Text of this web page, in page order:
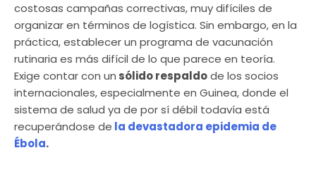
costosas campañas correctivas, muy difíciles de
organizar en términos de logística. Sin embargo, en la
práctica, establecer un programa de vacunación
rutinaria es más difícil de lo que parece en teoría.
Exige contar con un sólido respaldode los socios
internacionales, especialmente en Guinea, donde el
sistema de salud ya de por sí débil todavía está
recuperándose de la devastadora epidemia de
Ébola.